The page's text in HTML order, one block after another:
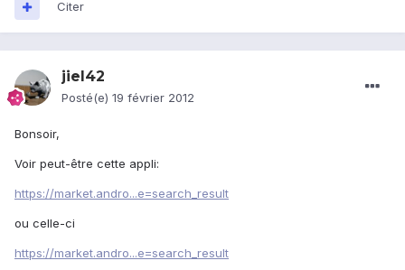
Citer
jiel42
Posté(e) 19 février 2012
Bonsoir,
Voir peut-être cette appli:
https://market.andro...e=search_result
ou celle-ci
https://market.andro...e=search_result